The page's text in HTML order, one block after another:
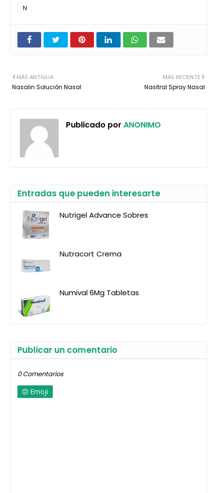
N
MÁS RECIENTE
Nasitral Spray Nasal
MÁS ANTIGUA
Nasalin Solución Nasal
Publicado por ANONIMO
Entradas que pueden interesarte
Nutrigel Advance Sobres
Nutracort Crema
Numival 6Mg Tabletas
Publicar un comentario
0 Comentarios
Emoji